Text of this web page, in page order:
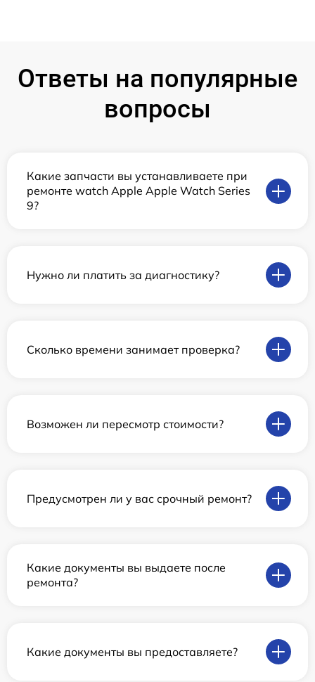
Ответы на популярные
вопросы
Какие запчасти вы устанавливаете при
ремонте watch Apple Apple Watch Series
9?
Нужно ли платить за диагностику?
Сколько времени занимает проверка?
Возможен ли пересмотр стоимости?
Предусмотрен ли у вас срочный ремонт?
Какие документы вы выдаете после
ремонта?
Какие документы вы предоставляете?